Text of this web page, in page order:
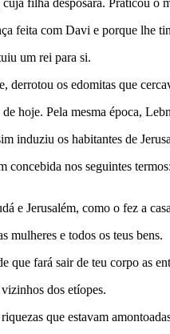
filha desposara. Praticou o
feita com Davi e porque lhe
um rei para si.
derrotou os edomitas que
hoje. Pela mesma época,
induziu os habitantes de
nos seguintes
e Jerusalém, como o fez a
mulheres e todos os teus bens.
fará sair de teu corpo as
dos etíopes.
que estavam